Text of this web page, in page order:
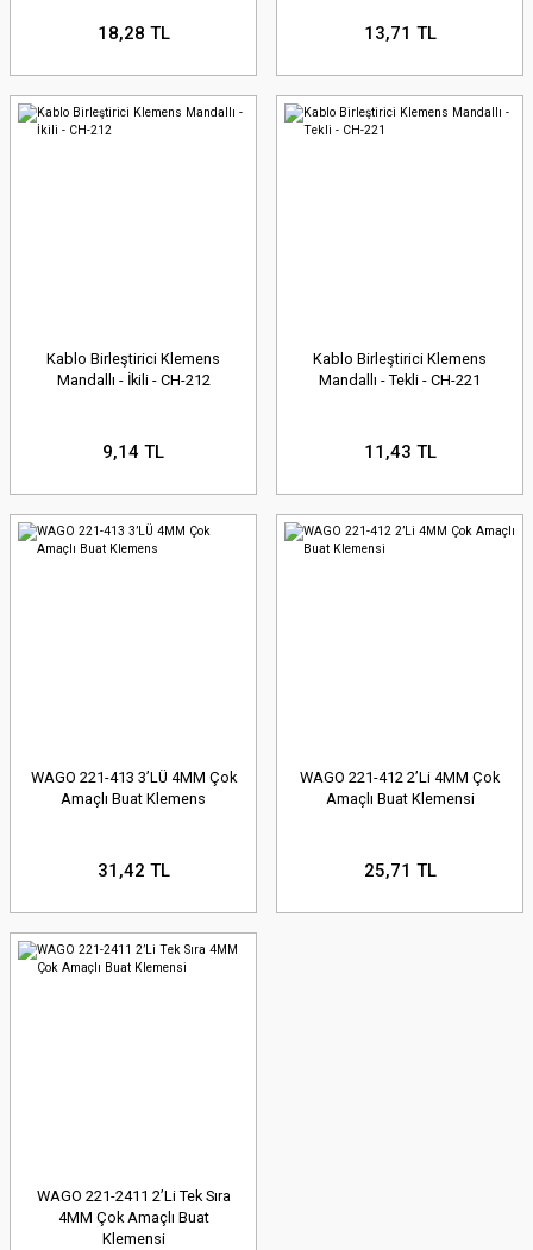
18,28 TL 13,71 TL
Kablo Birleştirici Klemens
Mandallı - İkili - CH-212
9,14 TL
Kablo Birleştirici Klemens
Mandallı - Tekli - CH-221
11,43 TL
WAGO 221-413 3’LÜ 4MM Çok
Amaçlı Buat Klemens
31,42 TL
WAGO 221-412 2’Li 4MM Çok
Amaçlı Buat Klemensi
25,71 TL
WAGO 221-2411 2’Li Tek Sıra
4MM Çok Amaçlı Buat
Klemensi